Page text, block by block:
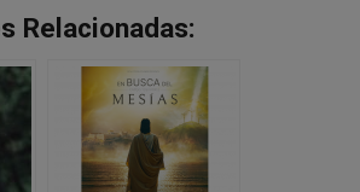
Relacionadas: